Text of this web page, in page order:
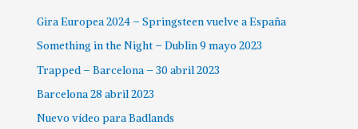
Gira Europea 2024 – Springsteen vuelve a España
Something in the Night – Dublin 9 mayo 2023
Trapped – Barcelona – 30 abril 2023
Barcelona 28 abril 2023
Nuevo vídeo para Badlands